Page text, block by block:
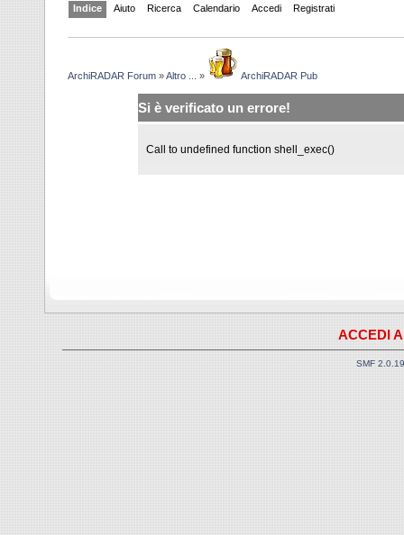
Indice Aiuto Ricerca Calendario Accedi Registrati
ArchiRADAR Forum »Altro ... » ArchiRADAR Pub
Si è verificato un errore!
Call to undefined function shell_exec()
ACCEDI
SMF 2.0.19